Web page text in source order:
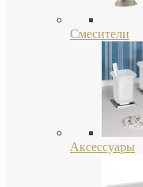
Смесители
Аксессуары